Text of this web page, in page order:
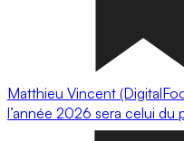
Matthieu Vincent
l’année 2026 sera celui du